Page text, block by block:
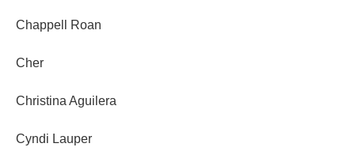
Chappell Roan
Cher
Christina Aguilera
Cyndi Lauper